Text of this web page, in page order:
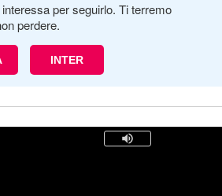
per seguirlo. Ti terremo
perdere.
INTER